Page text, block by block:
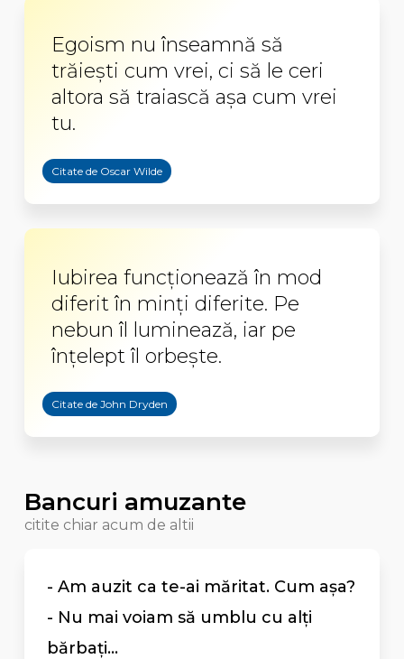
Egoism nu înseamnă să
trăiești cum vrei, ci să le ceri
altora să traiască așa cum vrei
tu.
Citate de Oscar Wilde
Iubirea funcționează în mod
diferit în minți diferite. Pe
nebun îl luminează, iar pe
înțelept îl orbește.
Citate de John Dryden
Bancuri amuzante
citite chiar acum de altii
- Am auzit ca te-ai măritat. Cum așa?
- Nu mai voiam să umblu cu alți
bărbați...